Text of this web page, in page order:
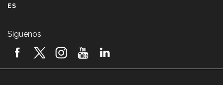
2026! (video)
ES
Síguenos